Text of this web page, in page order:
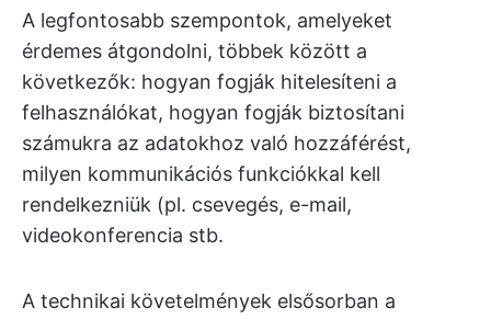
A legfontosabb szempontok, amelyeket
érdemes átgondolni, többek között a
következők: hogyan fogják hitelesíteni a
felhasználókat, hogyan fogják biztosítani
számukra az adatokhoz való hozzáférést,
milyen kommunikációs funkciókkal kell
rendelkezniük (pl. csevegés, e-mail,
videokonferencia stb.
A technikai követelmények elsősorban a